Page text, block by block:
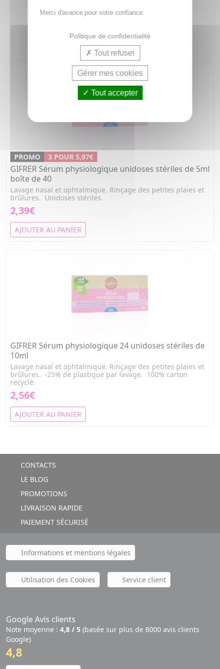
NOS COUPS DE COEUR
PROMO 3 POUR 5,97€
GIFRER Sérum physiologique unidoses stériles de 5ml
boîte de 40
Lavage nasal et ophtalmique. Rinçage des petites plaies et
brûlures. Unidoses stériles.
2,39€
AJOUTER AU PANIER
GIFRER Sérum physiologique 24 unidoses stériles de
10ml
Lavage nasal et ophtalmique. Rinçage des petites plaies et
brûlures. -25% de plastique par lavage. 100% carton
recyclé.
2,56€
AJOUTER AU PANIER
CONTACTS
LE BLOG
PROMOTIONS
LIVRAISON RAPIDE
PAIEMENT SÉCURISÉ
Informations et mentions légales
Utilisation des Cookies Service client
Google Avis clients
Note moyenne : 4,8 / 5 (basée sur plus de 8000 avis clients
Google)
4,8
Merci d'avance pour votre confiance.
Politique de confidentialité
Tout refuser
Gérer mes cookies
Tout accepter